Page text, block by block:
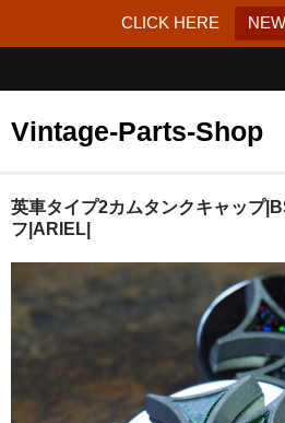
CLICK HERE
Vintage-Parts-Shop
カート
Instagram
英車タイプ2カムタンクキャップ
フ|ARIEL|